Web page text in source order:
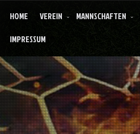
HOME VEREIN MANNSCHAFTEN
IMPRESSUM